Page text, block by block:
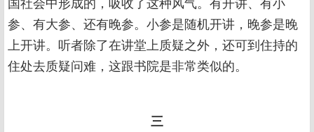
参、有大参、还有晚参。小参是随机开讲，晚参是晚
上开讲。听者除了在讲堂上质疑之外，还可到住持的
住处去质疑问难，这跟书院是非常类似的。
三